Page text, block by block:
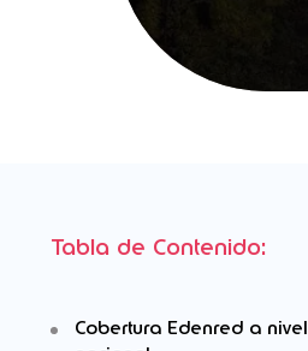
Tabla de Contenido:
Cobertura Edenred a nivel